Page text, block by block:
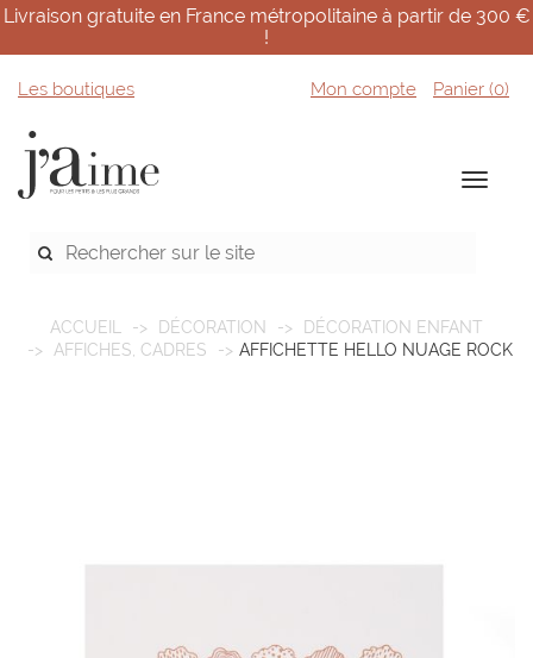
Livraison gratuite en France métropolitaine à partir de 300 €
!
Les boutiques Mon compte Panier (0)
ACCUEIL DÉCORATION
DÉCORATION ENFANT
AFFICHES, CADRES
AFFICHETTE HELLO NUAGE ROCK